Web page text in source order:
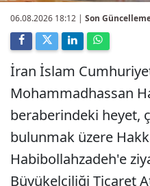
06.08.2026 18:12 | Son
İran İslam
Mohammadhassan
beraberindeki heyet,
bulunmak üzere
Habibollahzadeh'e
Büyükelçiliği Ticaret